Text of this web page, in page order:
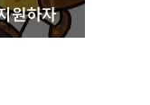
원하자